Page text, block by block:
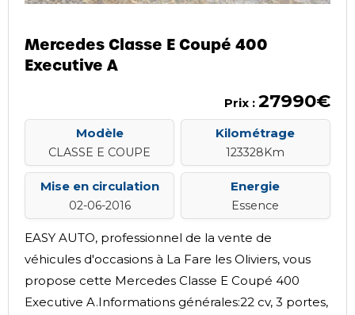
Mercedes Classe E Coupé 400
Executive A
Prix : 27990€
Modèle
CLASSE E COUPE
Kilométrage
123328Km
Mise en circulation
02-06-2016
Energie
Essence
EASY AUTO, professionnel de la vente de
véhicules d'occasions à La Fare les Oliviers, vous
propose cette Mercedes Classe E Coupé 400
Executive A.Informations générales:22 cv, 3 portes,